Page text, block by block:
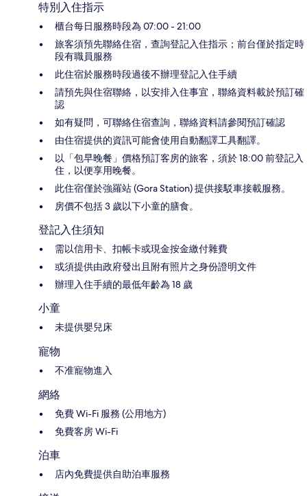
特別入住指示
櫃台每日服務時段為 07:00 - 21:00
旅客須預先聯絡住宿，查詢登記入住指示；前台僅於指定時
段有職員服務
此住宿於服務時段過後不辦理登記入住手續
請預先與住宿聯絡，以安排入住事宜，聯絡資料載於預訂確
認
如有疑問，可聯絡住宿查詢，聯絡資料請參閱預訂確認
由住宿提供的資訊可能會使用自動翻譯工具翻譯。
以「包早晚餐」價格預訂客房的旅客，須於 18:00 前登記入
住，以便享用晚餐。
此住宿僅於強羅站 (Gora Station) 提供接駁車接載服務。
房價不包括 3 歲以下小童的膳食。
登記入住須知
需以信用卡、扣帳卡或現金按金繳付雜費
或須提供由政府發出且附有照片之身份證明文件
辦理入住手續的最低年齡為 18 歲
小童
未提供嬰兒床
寵物
不准寵物進入
網絡
免費 Wi-Fi 服務 (公用地方)
免費客房 Wi-Fi
泊車
店內免費提供自助泊車服務